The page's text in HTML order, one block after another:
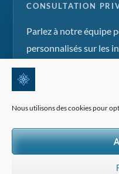
Nous utilisons des cookies pour
CONSULTATION
Parlez à notre équipe
personnalisés sur les
d'été et les projets